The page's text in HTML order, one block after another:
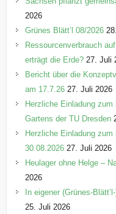
e
n
2026
Grünes Blätt’l 08/2026
Ressourcenverbrauch
erträgt die Erde? 27. Juli
Bericht über die
am 17.7.26 27. Juli 2026
Herzliche Einladung
Gartens der TU Dresden
Herzliche Einladung
30.08.2026 27. Juli 2026
Heulager ohne Helge –
2026
In eigener (Grünes-
25. Juli 2026